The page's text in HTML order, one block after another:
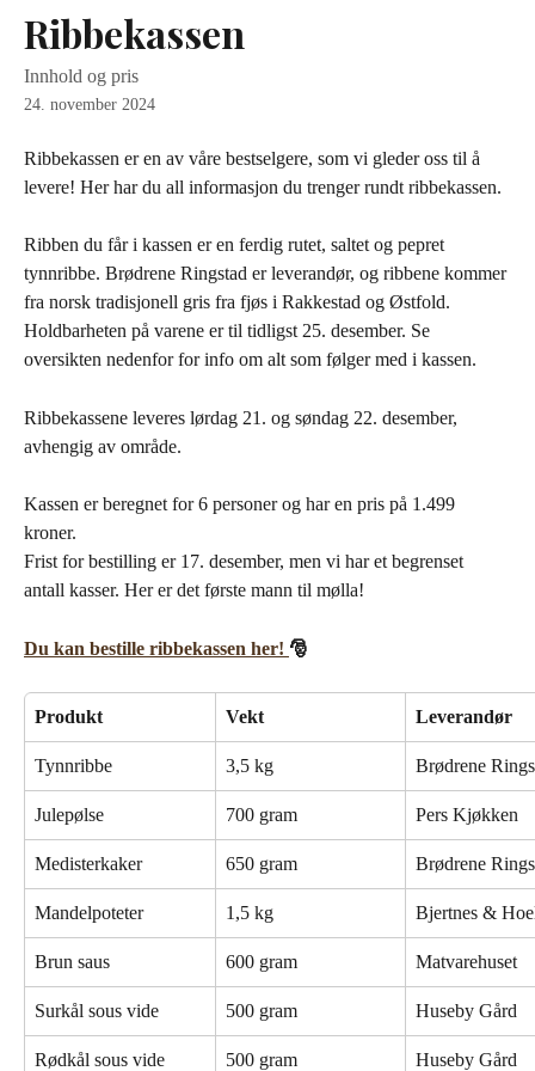
Gå til hovedinnhold
Ribbekassen
Innhold og pris
24. november 2024
Ribbekassen er en av våre bestselgere, som vi gleder oss til å
levere! Her har du all informasjon du trenger rundt ribbekassen.
Ribben du får i kassen er en ferdig rutet, saltet og pepret
tynnribbe. Brødrene Ringstad er leverandør, og ribbene kommer
fra norsk tradisjonell gris fra fjøs i Rakkestad og Østfold.
Holdbarheten på varene er til tidligst 25. desember. Se
oversikten nedenfor for info om alt som følger med i kassen.
Ribbekassene leveres lørdag 21. og søndag 22. desember,
avhengig av område.
Kassen er beregnet for 6 personer og har en pris på 1.499
kroner.
Frist for bestilling er 17. desember, men vi har et begrenset
antall kasser. Her er det første mann til mølla!
Du kan bestille ribbekassen her! 🎅
Produkt Vekt Leverandør
Tynnribbe 3,5 kg Brødrene
Julepølse 700 gram Pers Kjøkken
Medisterkaker 650 gram Brødrene
Mandelpoteter 1,5 kg Bjertnes &
Brun saus 600 gram Matvarehuset
Surkål sous vide 500 gram Huseby Gård
Rødkål sous vide 500 gram Huseby Gård